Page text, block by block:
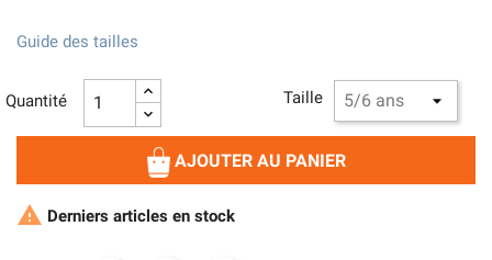
Taille
Guide des tailles
Quantité
AJOUTER AU PANIER
 Derniers articles en stock